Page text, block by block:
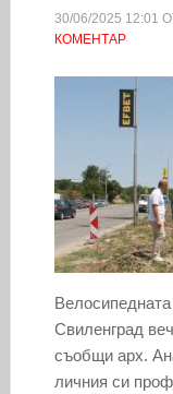
30/06/2025 12:01
КОМЕНТАР
Свиленград
съобщи арх.
личния си